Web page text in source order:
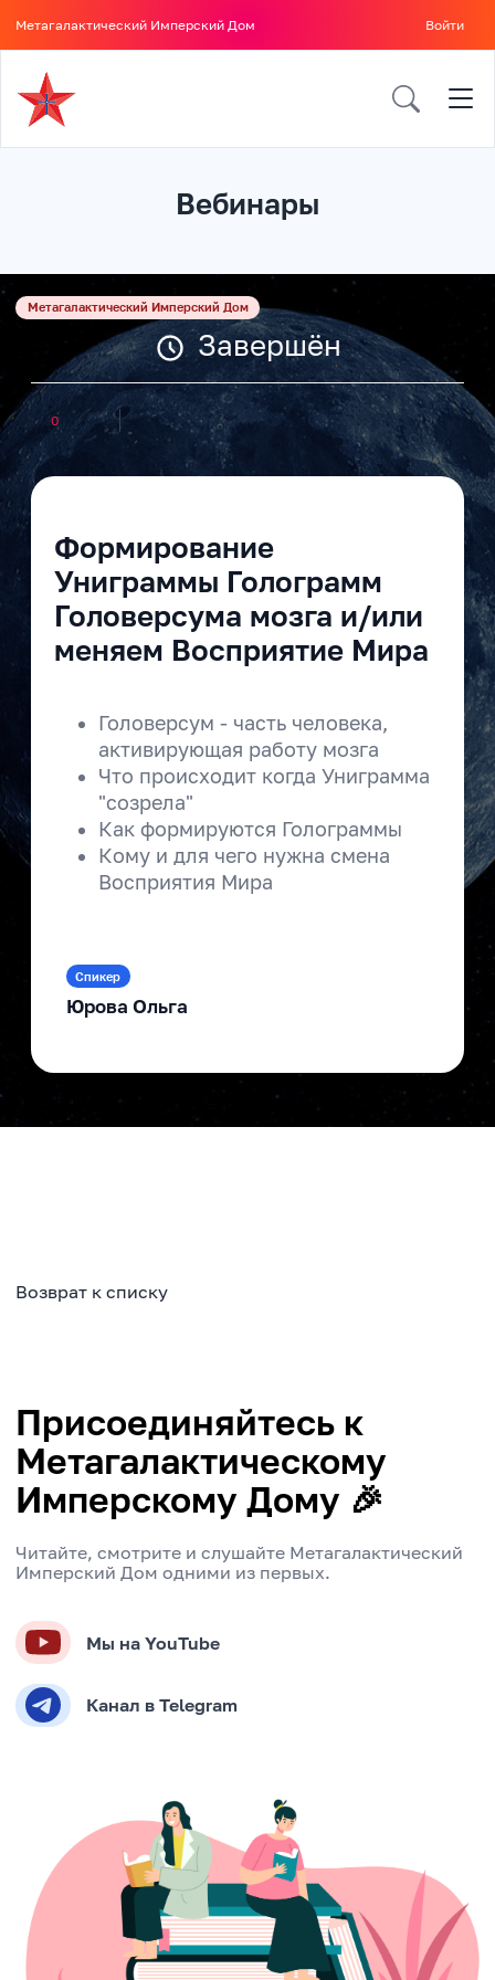
Метагалактический Имперский Дом Войти
Вебинары
Метагалактический Имперский Дом
Завершён
0
Формирование
Униграммы Голограмм
Головерсума мозга и/или
меняем Восприятие Мира
Головерсум - часть человека,
активирующая работу мозга
Что происходит когда Униграмма
"созрела"
Как формируются Голограммы
Кому и для чего нужна смена
Восприятия Мира
Спикер
Юрова Ольга
Возврат к списку
Присоединяйтесь к
Метагалактическому
Имперскому Дому 🎉
Читайте, смотрите и слушайте Метагалактический
Имперский Дом одними из первых.
Мы на YouTube
Канал в Telegram